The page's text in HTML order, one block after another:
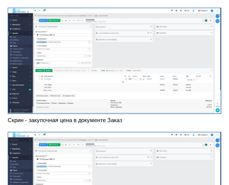
Скрин - закупочная цена в документе Заказ